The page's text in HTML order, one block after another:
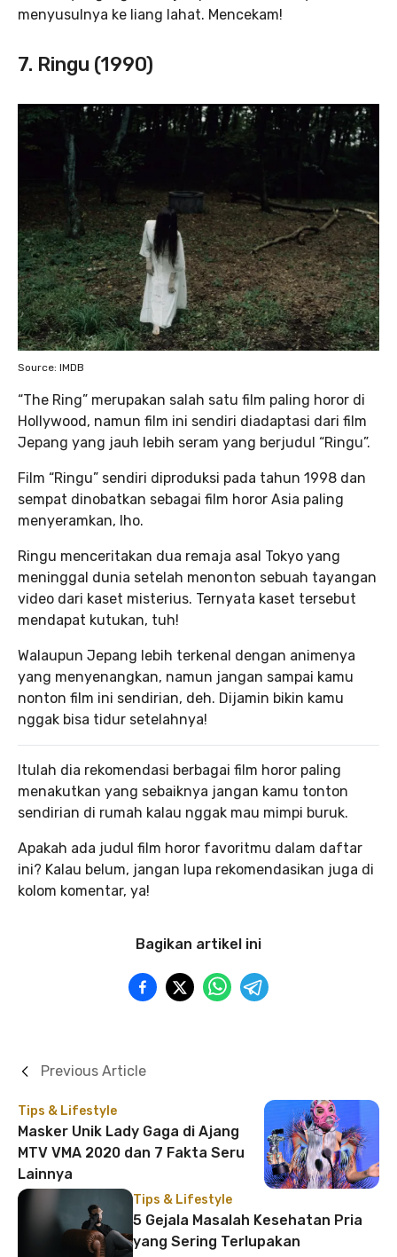
menyusulnya ke liang lahat. Mencekam!
7. Ringu (1990)
Source: IMDB
“The Ring” merupakan salah satu film paling horor di
Hollywood, namun film ini sendiri diadaptasi dari film
Jepang yang jauh lebih seram yang berjudul “Ringu”.
Film “Ringu” sendiri diproduksi pada tahun 1998 dan
sempat dinobatkan sebagai film horor Asia paling
menyeramkan, lho.
Ringu menceritakan dua remaja asal Tokyo yang
meninggal dunia setelah menonton sebuah tayangan
video dari kaset misterius. Ternyata kaset tersebut
mendapat kutukan, tuh!
Walaupun Jepang lebih terkenal dengan animenya
yang menyenangkan, namun jangan sampai kamu
nonton film ini sendirian, deh. Dijamin bikin kamu
nggak bisa tidur setelahnya!
Itulah dia rekomendasi berbagai film horor paling
menakutkan yang sebaiknya jangan kamu tonton
sendirian di rumah kalau nggak mau mimpi buruk.
Apakah ada judul film horor favoritmu dalam daftar
ini? Kalau belum, jangan lupa rekomendasikan juga di
kolom komentar, ya!
Bagikan artikel ini
Tips & Lifestyle
Masker Unik Lady Gaga di Ajang
MTV VMA 2020 dan 7 Fakta Seru
Lainnya
Previous Article
Tips & Lifestyle
5 Gejala Masalah Kesehatan Pria
yang Sering Terlupakan